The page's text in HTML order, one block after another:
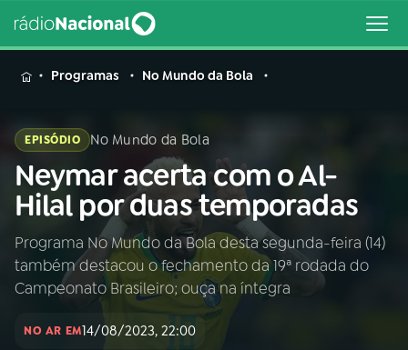
MENU
Buscar
na
Rádio
Nacional
Buscar
AO VIVO
01INÍCIO
Programas No Mundo da Bola
EPISÓDIO No Mundo da Bola
Neymar acerta com o Al-
Hilal por duas temporadas
Programa No Mundo da Bola desta segunda-feira (14)
também destacou o fechamento da 19ª rodada do
Campeonato Brasileiro; ouça na íntegra
NO AR EM14/08/2023, 22:00